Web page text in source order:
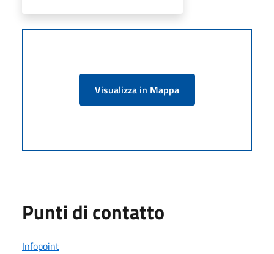
Visualizza in Mappa
Punti di contatto
Infopoint